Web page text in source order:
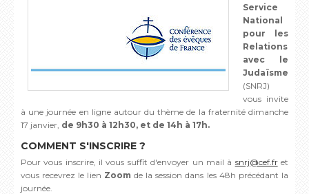
Service
National
pour les
Relations
avec le
Judaïsme
(SNRJ)
vous invite
à une journée en ligne autour du thème de la fraternité dimanche
17 janvier, de 9h30 à 12h30, et de 14h à 17h.
COMMENT S'INSCRIRE ?
Pour vous inscrire, il vous suffit d'envoyer un mail à snrj@cef.fret
vous recevrez le lien Zoom de la session dans les 48h précédant la
journée.